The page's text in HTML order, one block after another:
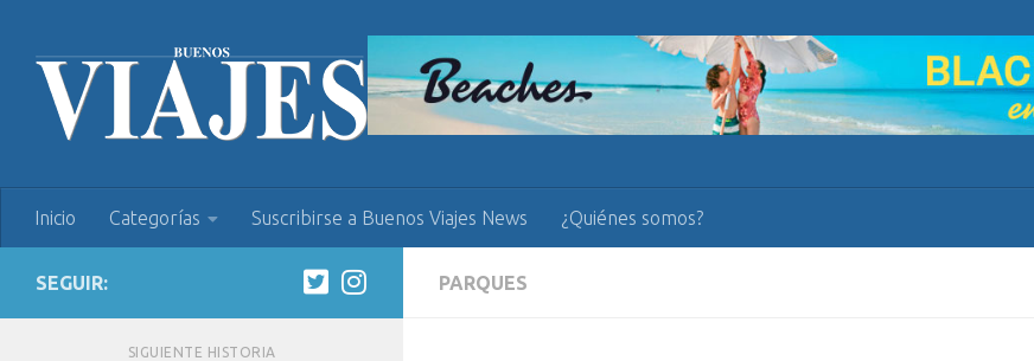
Inicio Categorías Suscribirse a Buenos Viajes News ¿Quiénes somos?
PARQUES
SEGUIR:
SIGUIENTE HISTORIA